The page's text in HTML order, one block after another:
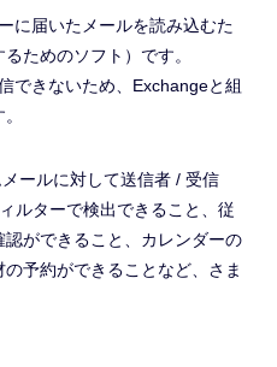
に届いたメールを読み込むた
ためのソフト）です。
できないため、Exchangeと組
ールに対して送信者 / 受信
ルターで検出できること、従
ができること、カレンダーの
予約ができることなど、さま